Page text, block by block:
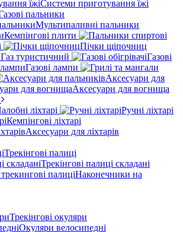
Системи приготування їжі
пальники
Мультипаливні пальники
Кемпінгові плити
Пічки щіпочниц
Газ туристичний
Газові
Газові лампи
Аксесуари для
Аксесуари для вогнища
ліхтарі
Ручні ліхтарі
Кемпінгові ліхтарі
Аксесуари для ліхтарів
Трекінгові палиці
Трекінгові палиці складані
Наконечники на
Трекінгові окуляри
Окуляри велосипедні